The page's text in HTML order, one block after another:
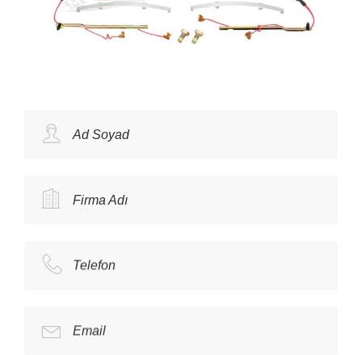
Ad Soyad
Firma Adı
Telefon
Email